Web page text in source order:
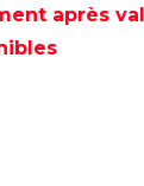
après